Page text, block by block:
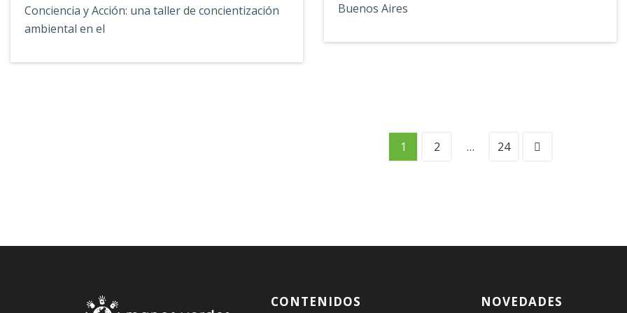
Conciencia y Acción: una taller de concientización
ambiental en el
Buenos Aires
1 2 … 24
CONTENIDOS NOVEDADES